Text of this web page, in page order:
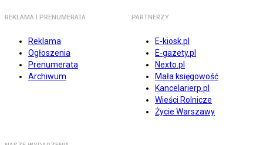
REKLAMA I PRENUMERATA
Reklama
Ogłoszenia
Prenumerata
Archiwum
PARTNERZY
E-kiosk.pl
E-gazety.pl
Nexto.pl
Mała księgowość
Kancelarierp.pl
Wieści Rolnicze
Życie Warszawy